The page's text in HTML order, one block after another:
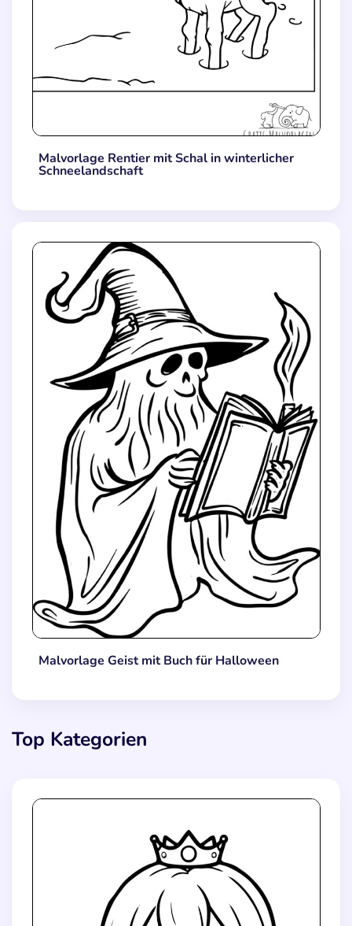
Malvorlage Rentier mit Schal in winterlicher
Schneelandschaft
Malvorlage Geist mit Buch für Halloween
Top Kategorien